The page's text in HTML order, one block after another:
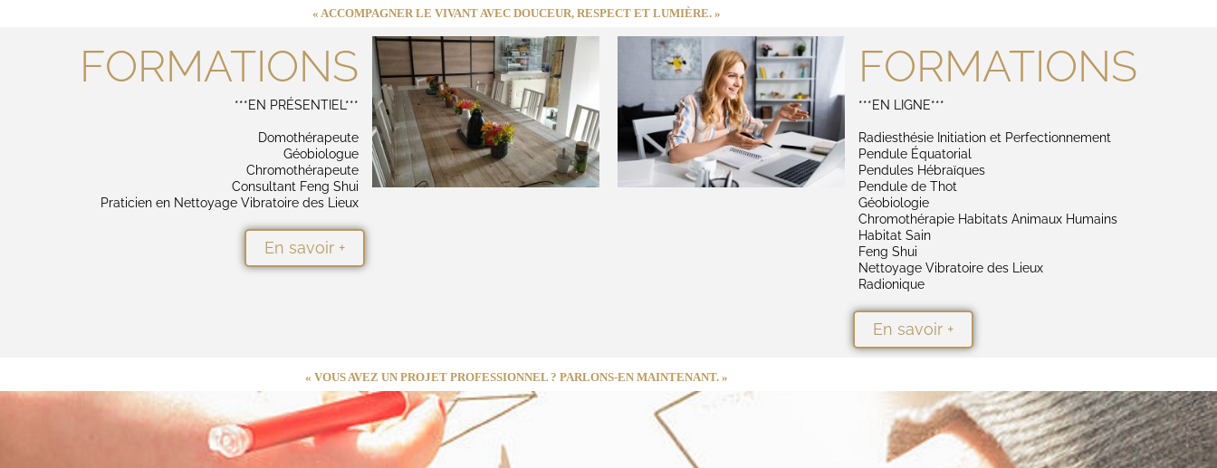
« ACCOMPAGNER LE VIVANT AVEC DOUCEUR, RESPECT ET LUMIÈRE. »
FORMATIONS
***EN PRÉSENTIEL***
Domothérapeute
Géobiologue
Chromothérapeute
Consultant Feng Shui
Praticien en Nettoyage Vibratoire des Lieux
En savoir +
FORMATIONS
***EN LIGNE***
Radiesthésie Initiation et Perfectionnement
Pendule Équatorial
Pendules Hébraïques
Pendule de Thot
Géobiologie
Chromothérapie Habitats Animaux Humains
Habitat Sain
Feng Shui
Nettoyage Vibratoire des Lieux
Radionique
En savoir +
« VOUS AVEZ UN PROJET PROFESSIONNEL ? PARLONS-EN MAINTENANT. »